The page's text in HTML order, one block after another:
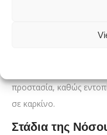
τραχήλου με ειδικό
Βιοψία τραχήλου:
προστασία, καθώς
σε καρκίνο.
Στάδια της